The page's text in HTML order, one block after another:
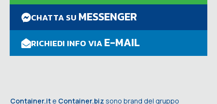
CHATTA SU MESSENGER
RICHIEDI INFO VIAE-MAIL
Container.it e Container.biz sono brand del gruppo